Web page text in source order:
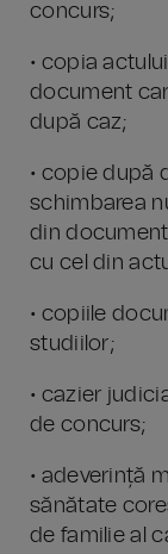
concurs;
• copia
document
după caz;
• copie după
schimbarea
din
cu cel din
• copiile
studiilor;
• cazier
de concurs;
• adeverință
sănătate
de familie al